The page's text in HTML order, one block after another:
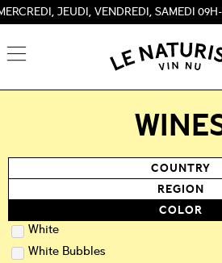
JEUDI, VENDREDI, SAMEDI 09H-19H,
COUNTRY
REGION
COLOR
White
White Bubbles